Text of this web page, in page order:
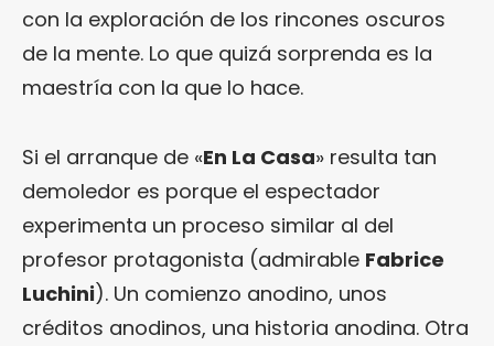
con la exploración de los rincones oscuros
de la mente. Lo que quizá sorprenda es la
maestría con la que lo hace.
Si el arranque de «En La Casa» resulta tan
demoledor es porque el espectador
experimenta un proceso similar al del
profesor protagonista (admirable Fabrice
Luchini). Un comienzo anodino, unos
créditos anodinos, una historia anodina. Otra